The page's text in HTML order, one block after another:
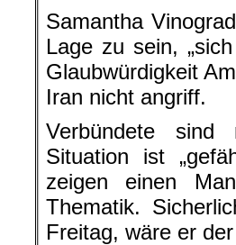
Samantha
Lage zu sein,
Glaubwürdigkeit
Iran nicht angriff.
Verbündete sind
Situation ist
zeigen einen
Thematik.
Freitag, wäre er